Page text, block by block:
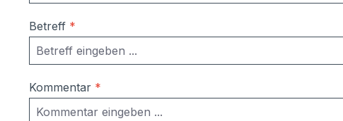
Betreff *
Kommentar *